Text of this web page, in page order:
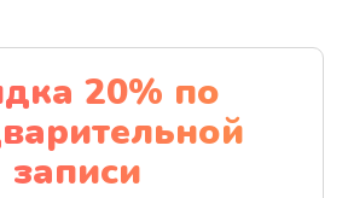
20% по
записи